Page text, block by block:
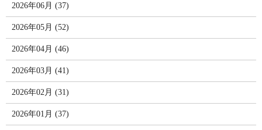
2026年06月 (37)
2026年05月 (52)
2026年04月 (46)
2026年03月 (41)
2026年02月 (31)
2026年01月 (37)